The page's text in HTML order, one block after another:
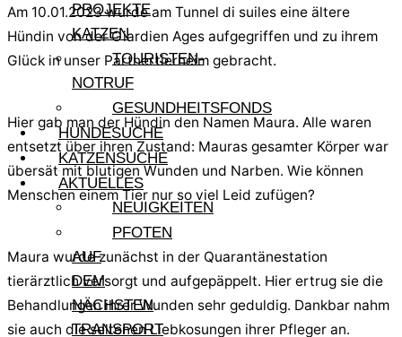
PROJEKTE
KATZEN
TOURISTEN-
NOTRUF
GESUNDHEITSFONDS
HUNDESUCHE
KATZENSUCHE
AKTUELLES
NEUIGKEITEN
PFOTEN
AUF
DEM
NÄCHSTEN
TRANSPORT
Am 10.01.2023 wurde am Tunnel di suiles eine ältere
Hündin von der Giardien Ages aufgegriffen und zu ihrem
Glück in unser Partnertierheim gebracht.
Hier gab man der Hündin den Namen Maura. Alle waren
entsetzt über ihren Zustand: Mauras gesamter Körper war
übersät mit blutigen Wunden und Narben. Wie können
Menschen einem Tier nur so viel Leid zufügen?
Maura wurde zunächst in der Quarantänestation
tierärztlich versorgt und aufgepäppelt. Hier ertrug sie die
Behandlungen ihrer Wunden sehr geduldig. Dankbar nahm
sie auch die seltenen Liebkosungen ihrer Pfleger an.